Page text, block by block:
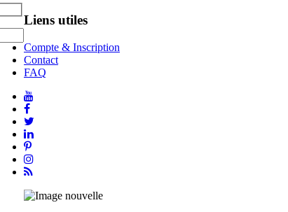
Liens utiles
Compte & Inscription
Contact
FAQ